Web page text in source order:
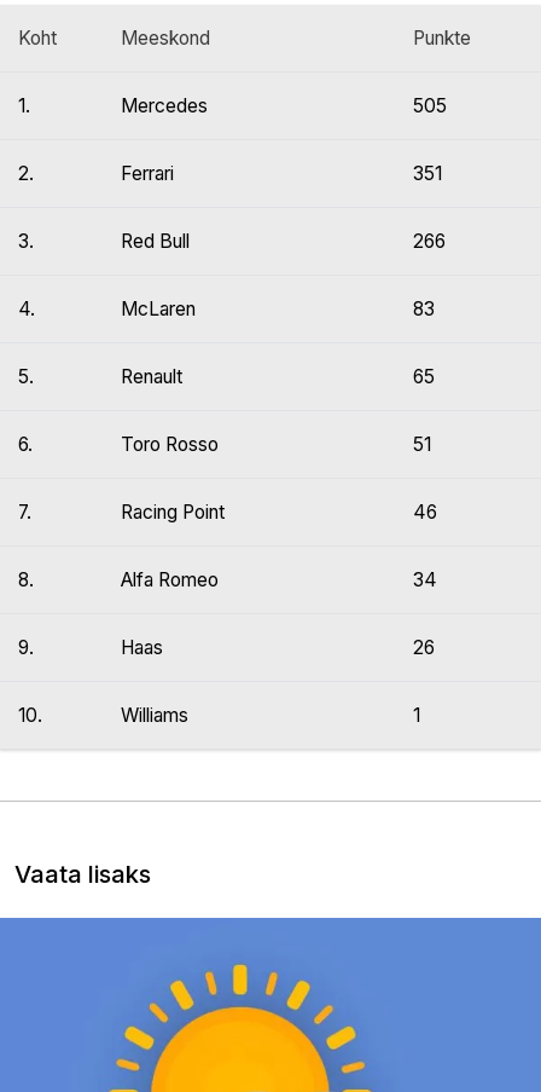
Koht Meeskond Punkte
1. Mercedes 505
2. Ferrari 351
3. Red Bull 266
4. McLaren 83
5. Renault 65
6. Toro Rosso 51
7. Racing Point 46
8. Alfa Romeo 34
9. Haas 26
10. Williams 1
Vaata lisaks